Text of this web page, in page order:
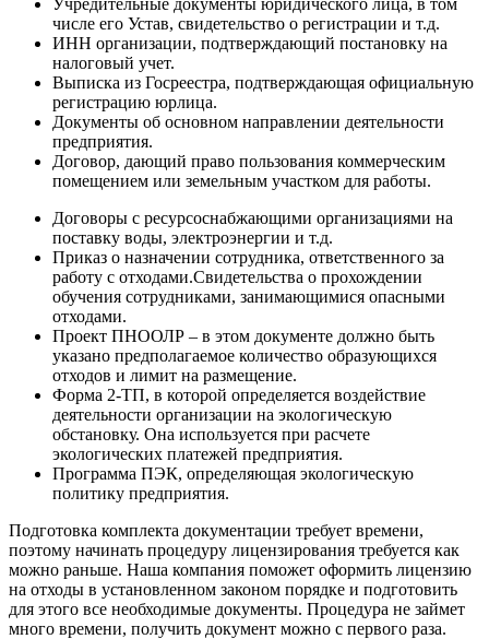
числе его Устав, свидетельство о регистрации и т.д.
ИНН организации, подтверждающий постановку на
налоговый учет.
Выписка из Госреестра, подтверждающая официальную
регистрацию юрлица.
Документы об основном направлении деятельности
предприятия.
Договор, дающий право пользования коммерческим
помещением или земельным участком для работы.
Договоры с ресурсоснабжающими организациями на
поставку воды, электроэнергии и т.д.
Приказ о назначении сотрудника, ответственного за
работу с отходами.Свидетельства о прохождении
обучения сотрудниками, занимающимися опасными
отходами.
Проект ПНООЛР – в этом документе должно быть
указано предполагаемое количество образующихся
отходов и лимит на размещение.
Форма 2-ТП, в которой определяется воздействие
деятельности организации на экологическую
обстановку. Она используется при расчете
экологических платежей предприятия.
Программа ПЭК, определяющая экологическую
политику предприятия.
Подготовка комплекта документации требует времени,
поэтому начинать процедуру лицензирования требуется как
можно раньше. Наша компания поможет оформить лицензию
на отходы в установленном законом порядке и подготовить
для этого все необходимые документы. Процедура не займет
много времени, получить документ можно с первого раза.